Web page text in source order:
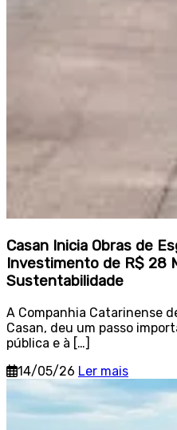
Casan Inicia Obras de
Investimento de R$ 28
Sustentabilidade
A Companhia Catarinense
Casan, deu um passo
pública e à […]
14/05/26 Ler mais